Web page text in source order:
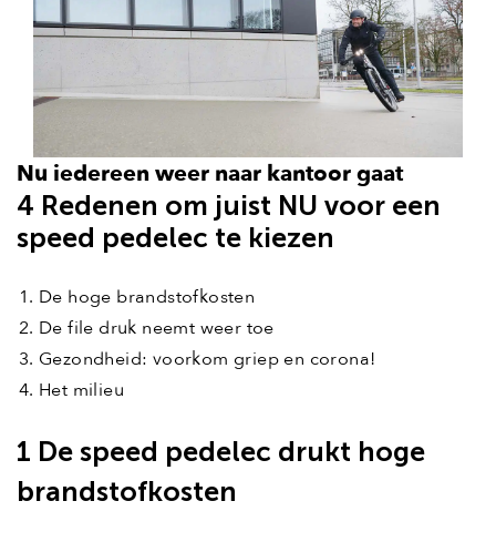
Nu iedereen weer naar kantoor gaat
4 Redenen om juist NU voor een
speed pedelec te kiezen
De hoge brandstofkosten
De file druk neemt weer toe
Gezondheid: voorkom griep en corona!
Het milieu
1 De speed pedelec drukt hoge
brandstofkosten